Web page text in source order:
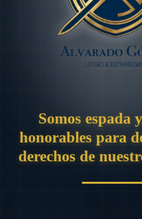
Somos espada
honorables para
derechos de